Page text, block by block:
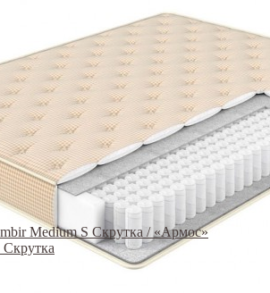
Medium S Скрутка / «Армос»